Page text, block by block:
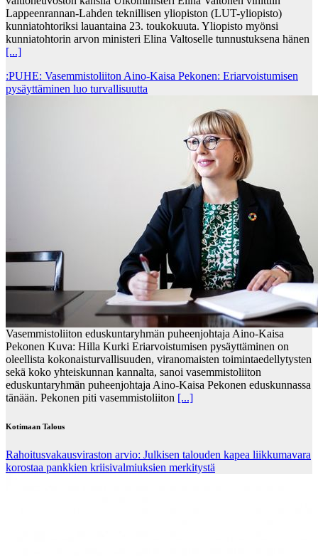
Lappeenrannan-Lahden teknillisen yliopiston (LUT-yliopisto)
kunniatohtoriksi lauantaina 23. toukokuuta. Yliopisto myönsi
kunniatohtorin arvon ministeri Elina Valtoselle tunnustuksena hänen
[...]
:PUHE: Vasemmistoliiton Aino-Kaisa Pekonen: Eriarvoistumisen
pysäyttäminen luo turvallisuutta
Vasemmistoliiton eduskuntaryhmän puheenjohtaja Aino-Kaisa
Pekonen Kuva: Hilla Kurki Eriarvoistumisen pysäyttäminen on
oleellista kokonaisturvallisuuden, viranomaisten toimintaedellytysten
sekä koko yhteiskunnan kannalta, sanoi vasemmistoliiton
eduskuntaryhmän puheenjohtaja Aino-Kaisa Pekonen eduskunnassa
tänään. Pekonen piti vasemmistoliiton [...]
Kotimaan Talous
Rahoitusvakausviraston arvio: Julkisen talouden kapea liikkumavara
korostaa pankkien kriisivalmiuksien merkitystä